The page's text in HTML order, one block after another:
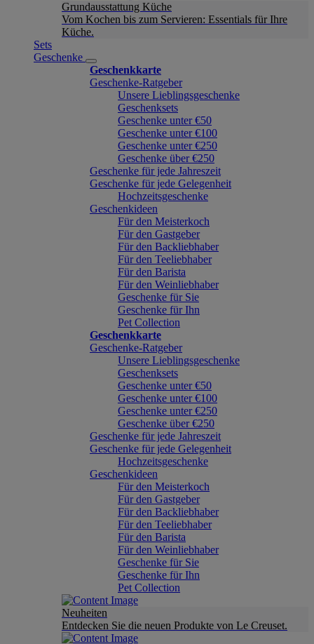
Grundausstattung Küche
Vom Kochen bis zum Servieren: Essentials für Ihre
Küche.
Sets
Geschenke
Geschenkkarte
Geschenke-Ratgeber
Unsere Lieblingsgeschenke
Geschenksets
Geschenke unter €50
Geschenke unter €100
Geschenke unter €250
Geschenke über €250
Geschenke für jede Jahreszeit
Geschenke für jede Gelegenheit
Hochzeitsgeschenke
Geschenkideen
Für den Meisterkoch
Für den Gastgeber
Für den Backliebhaber
Für den Teeliebhaber
Für den Barista
Für den Weinliebhaber
Geschenke für Sie
Geschenke für Ihn
Pet Collection
Geschenkkarte
Geschenke-Ratgeber
Unsere Lieblingsgeschenke
Geschenksets
Geschenke unter €50
Geschenke unter €100
Geschenke unter €250
Geschenke über €250
Geschenke für jede Jahreszeit
Geschenke für jede Gelegenheit
Hochzeitsgeschenke
Geschenkideen
Für den Meisterkoch
Für den Gastgeber
Für den Backliebhaber
Für den Teeliebhaber
Für den Barista
Für den Weinliebhaber
Geschenke für Sie
Geschenke für Ihn
Pet Collection
Neuheiten
Entdecken Sie die neuen Produkte von Le Creuset.